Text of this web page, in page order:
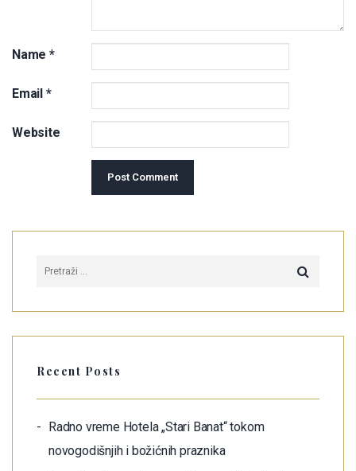
Name *
Email *
Website
Recent Posts
Radno vreme Hotela „Stari Banat“ tokom
novogodišnjih i božićnih praznika